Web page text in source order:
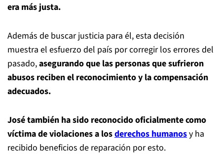
era más justa.
Además de buscar justicia para él, esta decisión
muestra el esfuerzo del país por corregir los errores del
pasado,asegurando que las personas que sufrieron
abusos reciben el reconocimiento y la compensación
adecuados.
José también ha sido reconocido oficialmente como
víctima de violaciones a losderechos humanosy ha
recibido beneficios de reparación por esto.